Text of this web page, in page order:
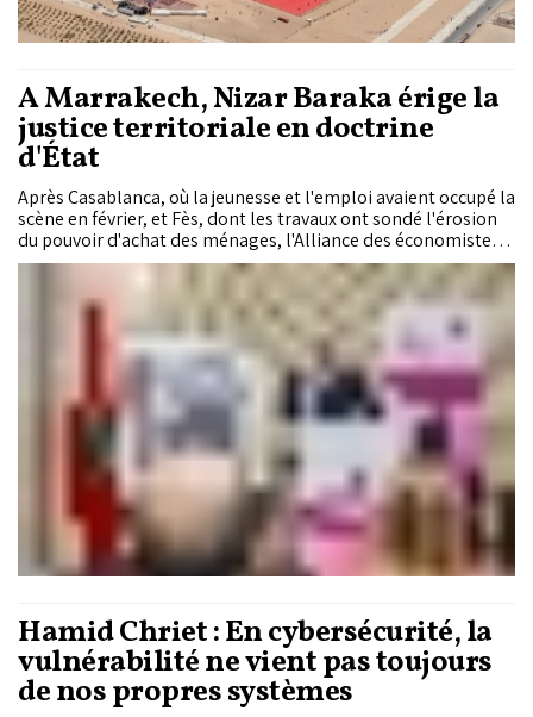
À Marrakech, Nizar Baraka érige la
justice territoriale en doctrine
d'État
Après Casablanca, où la jeunesse et l'emploi avaient occupé la
scène en février, et Fès, dont les travaux ont sondé l'érosion
du pouvoir d'achat des ménages, l'Alliance des économistes
istiqlaliens (AEI) a tenu sa troisième rencontre régionale
samedi 9 mai 2026 à Marrakech. Présidée par Nizar Baraka,
secrétaire général du Parti de l'Istiqlal, et Abdellatif Maâzouz,
président de l'AEI et de la région de Casablanca-Settat, la
séance a livré un diagnostic sans détours sur les fractures
territoriales du Royaume. Avec 210 milliards de dirhams
mobilisés sur huit ans pour la nouvelle génération de
programmes intégrés, l'arsenal financier est en place. Mais
pour le secrétaire général de l'Istiqlal, la véritable bataille
demeure celle de la gouvernance et de l'exécution.
Hamid Chriet : En cybersécurité, la
vulnérabilité ne vient pas toujours
de nos propres systèmes